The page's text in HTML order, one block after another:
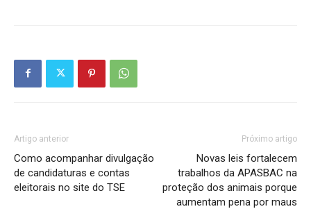
Artigo anterior
Como acompanhar divulgação
de candidaturas e contas
eleitorais no site do TSE
Próximo artigo
Novas leis fortalecem
trabalhos da APASBAC na
proteção dos animais porque
aumentam pena por maus